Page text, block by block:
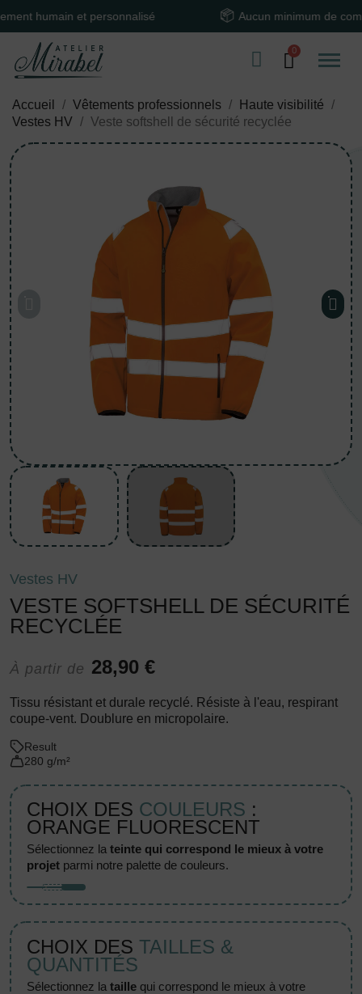
et personnalisé Aucun minimum de
Accueil Vêtements professionnels
Haute visibilité
Vestes HV
Veste softshell de sécurité recyclée
Vestes HV
VESTE SOFTSHELL DE SÉCURITÉ
RECYCLÉE
À partir de 28,90 €
Tissu résistant et durale recyclé. Résiste à l'eau, respirant
coupe-vent. Doublure en micropolaire.
Result
280 g/m²
CHOIX DES COULEURS :
ORANGE FLUORESCENT
sélectionnez lateinte qui correspond le mieux à votre
projet parmi notre palette de couleurs.
CHOIX DES TAILLES &
QUANTITÉS
sélectionnez lataille qui correspond le mieux à votre